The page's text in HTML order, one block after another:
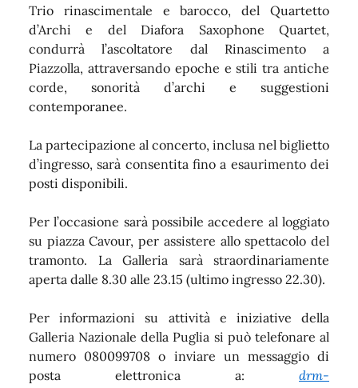
Trio rinascimentale e barocco, del Quartetto
d’Archi e del Diafora Saxophone Quartet,
condurrà l’ascoltatore dal Rinascimento a
Piazzolla, attraversando epoche e stili tra antiche
corde, sonorità d’archi e suggestioni
contemporanee.
La partecipazione al concerto, inclusa nel biglietto
d’ingresso, sarà consentita fino a esaurimento dei
posti disponibili.
Per l’occasione sarà possibile accedere al loggiato
su piazza Cavour, per assistere allo spettacolo del
tramonto. La Galleria sarà straordinariamente
aperta dalle 8.30 alle 23.15 (ultimo ingresso 22.30).
Per informazioni su attività e iniziative della
Galleria Nazionale della Puglia si può telefonare al
numero 080099708 o inviare un messaggio di
posta elettronica a: drm-